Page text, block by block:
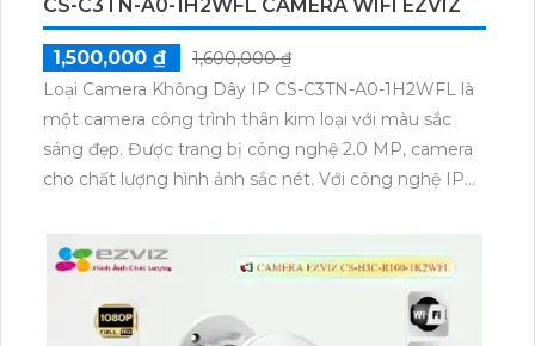
CS-C3TN-A0-1H2WFL CAMERA WIFI EZVIZ
1,500,000 ₫
1,600,000 ₫
Loại Camera Không Dây IP CS-C3TN-A0-1H2WFL là
một camera công trình thân kim loại với màu sắc
sáng đẹp. Được trang bị công nghệ 2.0 MP, camera
cho chất lượng hình ảnh sắc nét. Với công nghệ IP
dùng dễ dàng giám sát từ xa. Đặc biệt, camera này
còn có khả năng xem ban đêm với hồng ngoại 30m,
mở rộng khả năng giám sát vào ban đêm. Chất